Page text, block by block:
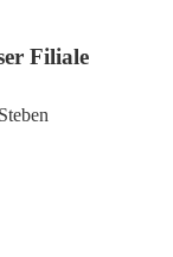
Filiale